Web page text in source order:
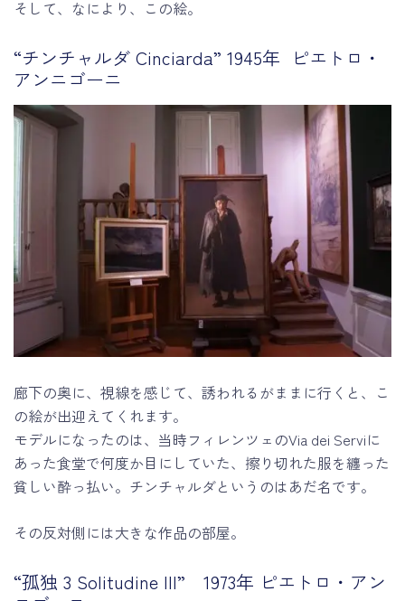
そして、なにより、この絵。
“チンチャルダ Cinciarda” 1945年 ピエトロ・
アンニゴーニ
廊下の奥に、視線を感じて、誘われるがままに行くと、こ
の絵が出迎えてくれます。
モデルになったのは、当時フィレンツェのVia dei Serviに
あった食堂で何度か目にしていた、擦り切れた服を纏った
貧しい酔っ払い。チンチャルダというのはあだ名です。
その反対側には大きな作品の部屋。
“孤独 3 Solitudine III” 1973年 ピエトロ・アン